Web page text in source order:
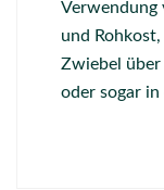
Verwendung
und
Zwiebel über
oder sogar in